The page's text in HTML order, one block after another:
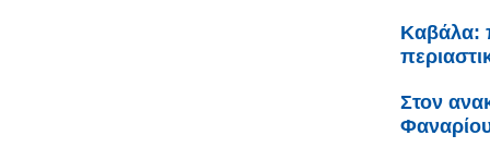
Καβάλα:
Στον